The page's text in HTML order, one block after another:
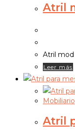
Atril
Atril mod
Leer más
Mobiliario
Atril